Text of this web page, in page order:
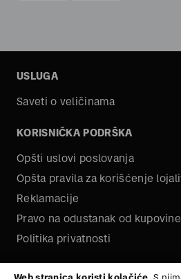
USLUGA
Saveti o veličinama
KORISNIČKA PODRŠKA
Opšti uslovi poslovanja
Opšta pravila za korišćenje
Reklamacije
Pravo na odustanak od kupovine
Politika privatnosti